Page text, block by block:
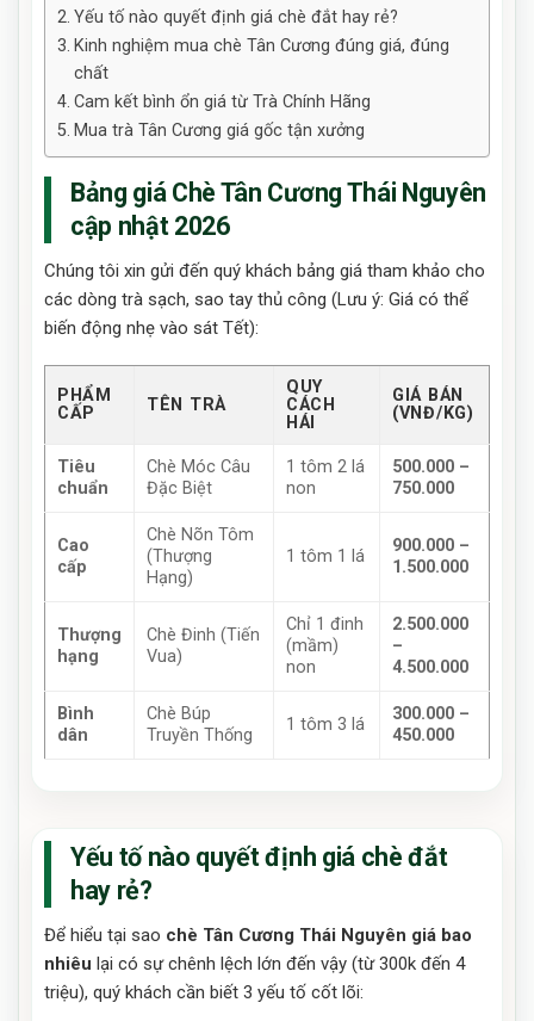
Yếu tố nào quyết định giá chè đắt hay rẻ?
Kinh nghiệm mua chè Tân Cương đúng giá, đúng
chất
Cam kết bình ổn giá từ Trà Chính Hãng
Mua trà Tân Cương giá gốc tận xưởng
Bảng giá Chè Tân Cương Thái Nguyên
cập nhật 2026
Chúng tôi xin gửi đến quý khách bảng giá tham khảo cho
các dòng trà sạch, sao tay thủ công (Lưu ý: Giá có thể
biến động nhẹ vào sát Tết):
PHẨM
CẤP
TÊN TRÀ
QUY
CÁCH
HÁI
GIÁ BÁN
(VNĐ/KG)
Tiêu
chuẩn
Chè Móc Câu
Đặc Biệt
1 tôm 2 lá
non
500.000 –
750.000
Cao
cấp
Chè Nõn Tôm
(Thượng
Hạng)
1 tôm 1 lá
900.000 –
1.500.000
Thượng
hạng
Chè Đinh (Tiến
Vua)
Chỉ 1 đinh
(mầm)
non
2.500.000
–
4.500.000
Bình
dân
Chè Búp
Truyền Thống
1 tôm 3 lá
300.000 –
450.000
Yếu tố nào quyết định giá chè đắt
hay rẻ?
Để hiểu tại sao chè Tân Cương Thái Nguyên giá bao
nhiêu lại có sự chênh lệch lớn đến vậy (từ 300k đến 4
triệu), quý khách cần biết 3 yếu tố cốt lõi: